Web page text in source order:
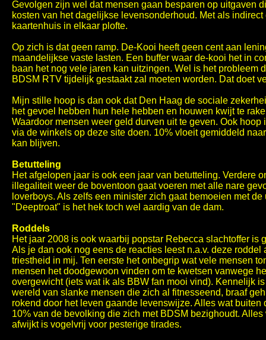
Gevolgen zijn wel dat mensen gaan besparen op uitgaven
kosten van het dagelijkse levensonderhoud. Met als
kaartenhuis in elkaar plofte.
Op zich is dat geen ramp. De-Kooi heeft geen cent aan
maandelijkse vaste lasten. Een buffer waar de-kooi het in
baan het nog vele jaren kan uitzingen. Wel is het probleem
BDSM RTV tijdelijk gestaakt zal moeten worden. Dat doet
Mijn stille hoop is dan ook dat Den Haag de sociale
het gevoel hebben hun hele hebben en houwen kwijt te
Waardoor mensen weer geld durven uit te geven. Ook
via de winkels op deze site doen. 10% vloeit gemiddeld
kan blijven.
Betutteling
Het afgelopen jaar is ook een jaar van betutteling. Verdere
illegaliteit weer de boventoon gaat voeren met alle nare
loverboys. Als zelfs een minister zich gaat bemoeien met
"Deeptroat" is het hek toch wel aardig van de dam.
Roddels
Het jaar 2008 is ook waarbij popstar Rebecca slachtoffer is
Als je dan ook nog eens de reacties leest n.a.v. deze
triestheid in mij. Ten eerste het onbegrip wat vele mensen
mensen het doodgewoon vinden om te kwetsen vanwege
overgewicht (iets wat ik als BBW fan mooi vind). Kennelijk
wereld van slanke mensen die zich al fitnesseend, braaf
rokend door het leven gaande levenswijze. Alles wat
10% van de bevolking die zich met BDSM bezighoudt.
afwijkt is vogelvrij voor pesterige tirades.